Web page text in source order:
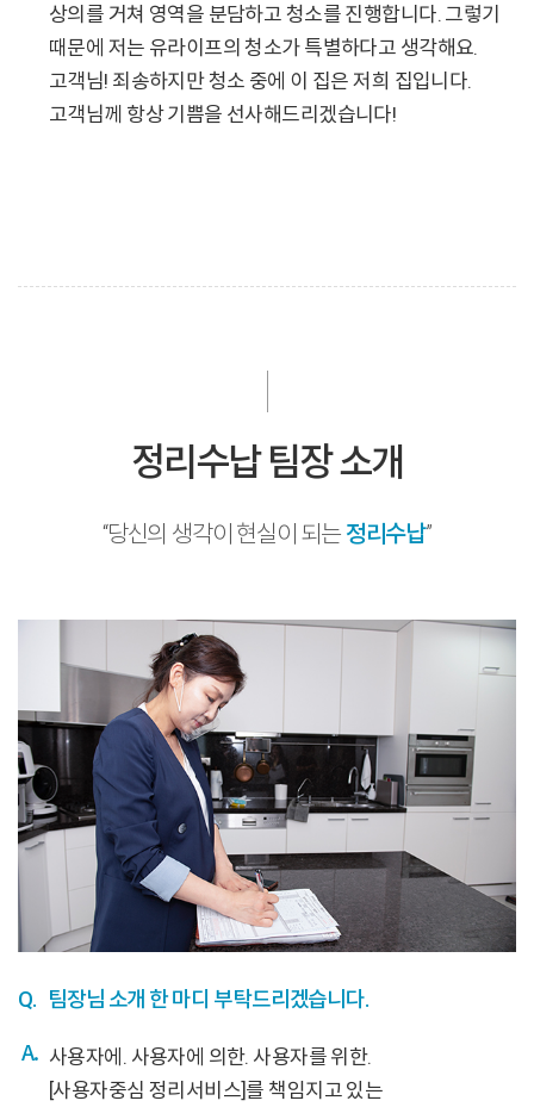
상의를 거쳐 영역을 분담하고 청소를 진행합니다. 그렇기
때문에 저는 유라이프의 청소가 특별하다고 생각해요.
고객님! 죄송하지만 청소 중에 이 집은 저희 집입니다.
고객님께 항상 기쁨을 선사해드리겠습니다!
정리수납 팀장 소개
“당신의 생각이 현실이 되는 정리수납”
Q. 팀장님 소개 한 마디 부탁드리겠습니다.
사용자에. 사용자에 의한. 사용자를 위한.
[사용자중심 정리서비스]를 책임지고 있는